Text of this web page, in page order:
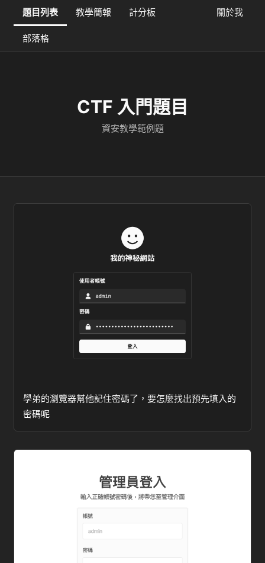
題目列表 教學簡報 計分板 關於我
部落格
CTF 入門題目
資安教學範例題
學弟的瀏覽器幫他記住密碼了，要怎麼找出預先填入的
密碼呢